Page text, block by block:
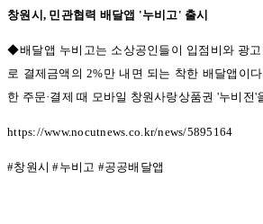
창원시 , 민관협력 배달앱 '누비고' 출시
◆배달앱 누비고는 소상공인들이 입점비와 광
로 결제금액의 2%만 내면 되는 착한 배달앱이다
한 주문·결제 때 모바일 창원사랑상품권 '누비전'
https://www.nocutnews.co.kr/news/5895164
#창원시#누비고 #공공배달앱